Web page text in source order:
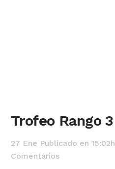
Trofeo Rango 3
27 Ene Publicado en 15:02h
Comentarios